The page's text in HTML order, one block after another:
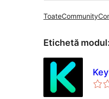
ToateCommunity
Etichetă modul: